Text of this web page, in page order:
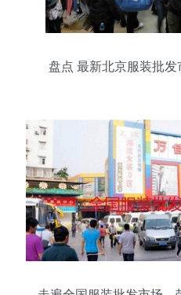
盘点 最新北京服装批